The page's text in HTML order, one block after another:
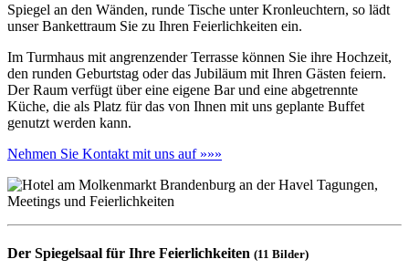
Spiegel an den Wänden, runde Tische unter Kronleuchtern, so lädt
unser Bankettraum Sie zu Ihren Feierlichkeiten ein.
Im Turmhaus mit angrenzender Terrasse können Sie ihre Hochzeit,
den runden Geburtstag oder das Jubiläum mit Ihren Gästen feiern.
Der Raum verfügt über eine eigene Bar und eine abgetrennte
Küche, die als Platz für das von Ihnen mit uns geplante Buffet
genutzt werden kann.
Nehmen Sie Kontakt mit uns auf »»»
Der Spiegelsaal für Ihre Feierlichkeiten (11 Bilder)